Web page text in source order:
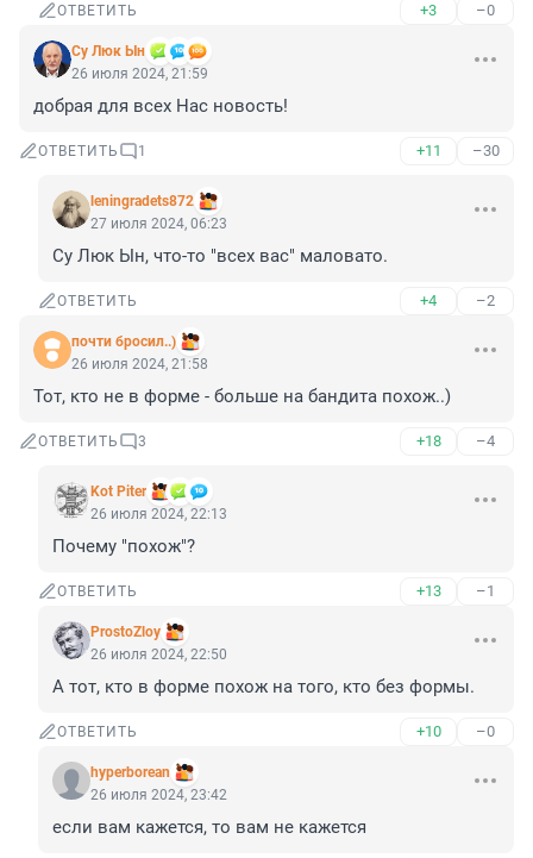
ОТВЕТИТЬ +3 –0
Су Люк Ын
26 июля 2024, 21:59
добрая для всех Нас новость!
ОТВЕТИТЬ 1 +11 –30
leningradets872
27 июля 2024, 06:23
Су Люк Ын, что-то "всех вас" маловато.
ОТВЕТИТЬ +4 –2
почти бросил..)
26 июля 2024, 21:58
Тот, кто не в форме - больше на бандита похож..)
ОТВЕТИТЬ 3 +18 –4
Kot Piter
26 июля 2024, 22:13
Почему "похож"?
ОТВЕТИТЬ +13 –1
ProstoZloy
26 июля 2024, 22:50
А тот, кто в форме похож на того, кто без формы.
ОТВЕТИТЬ +10 –0
hyperborean
26 июля 2024, 23:42
если вам кажется, то вам не кажется